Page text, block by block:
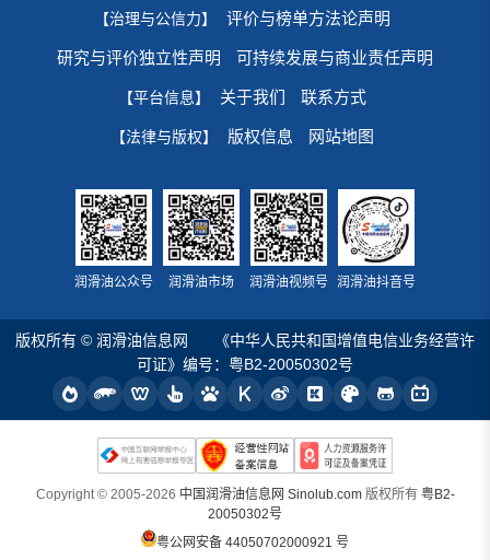
【治理与公信力】 评价与榜单方法论声明
研究与评价独立性声明 可持续发展与商业责任声明
【平台信息】 关于我们 联系方式
【法律与版权】 版权信息 网站地图
润滑油公众号 润滑油市场 润滑油视频号 润滑油抖音号
版权所有 © 润滑油信息网
《中华人民共和国增值电信业务经营许
可证》编号：粤B2-20050302号
Copyright © 2005-2026 中国润滑油信息网 Sinolub.com版权所有 粤B2-
20050302号
粤公网安备 44050702000921 号